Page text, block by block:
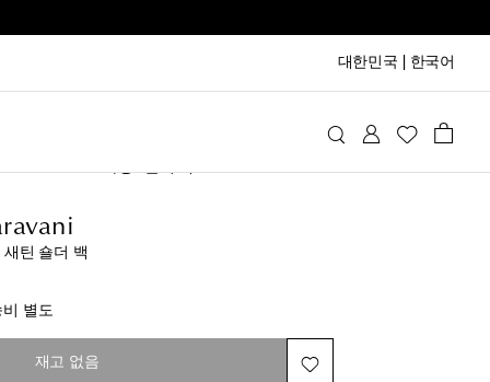
대한민국 한국어
틴 숄더 백
price
비 별도
재고 없음